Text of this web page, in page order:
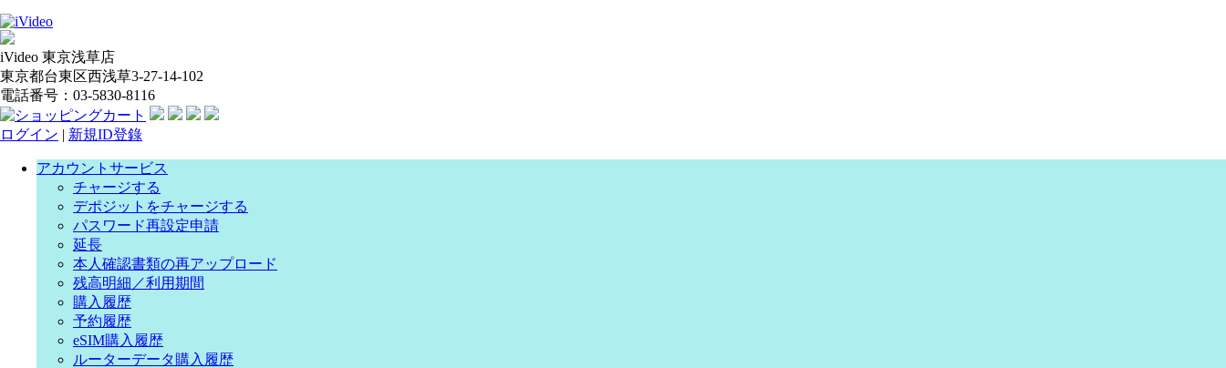
iVideo 東京浅草店
東京都台東区西浅草3-27-14-102
電話番号：03-5830-8116
ログイン | 新規ID登錄
アカウントサービス
チャージする
デポジットをチャージする
パスワード再設定申請
延長
本人確認書類の再アップロード
残高明細／利用期間
購入履歴
予約履歴
eSIM購入履歴
ルーターデータ購入履歴